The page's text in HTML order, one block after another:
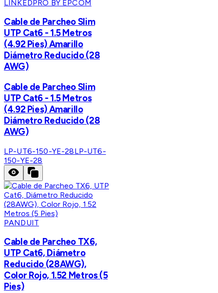
LINKEDPRO BY EPCOM
Cable de Parcheo Slim
UTP Cat6 - 1.5 Metros
(4.92 Pies) Amarillo
Diámetro Reducido (28
AWG)
Cable de Parcheo Slim
UTP Cat6 - 1.5 Metros
(4.92 Pies) Amarillo
Diámetro Reducido (28
AWG)
LP-UT6-150-YE-28LP-UT6-
150-YE-28
PANDUIT
Cable de Parcheo TX6,
UTP Cat6, Diámetro
Reducido (28AWG),
Color Rojo, 1.52 Metros (5
Pies)